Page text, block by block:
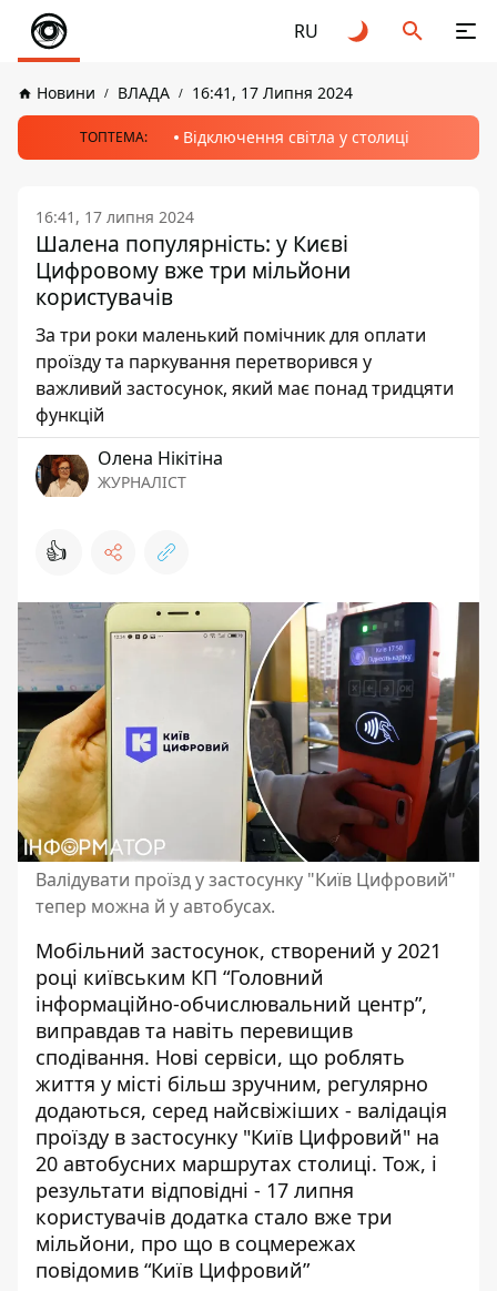
RU
Новини ВЛАДА 16:41, 17 Липня 2024
ТОПТЕМА: Відключення світла у столиці
16:41, 17 липня 2024
Шалена популярність: у Києві
Цифровому вже три мільйони
користувачів
За три роки маленький помічник для оплати
проїзду та паркування перетворився у
важливий застосунок, який має понад тридцяти
функцій
Олена Нікітіна
ЖУРНАЛІСТ
👍
Валідувати проїзд у застосунку "Київ Цифровий"
тепер можна й у автобусах.
Мобільний застосунок, створений у 2021
році київським КП “Головний
інформаційно-обчислювальний центр”,
виправдав та навіть перевищив
сподівання. Нові сервіси, що роблять
життя у місті більш зручним, регулярно
додаються, серед найсвіжіших - валідація
проїзду в застосунку "Київ Цифровий" на
20 автобусних маршрутах столиці. Тож, і
результати відповідні - 17 липня
користувачів додатка стало вже три
мільйони, про що в соцмережах
повідомив “Київ Цифровий”